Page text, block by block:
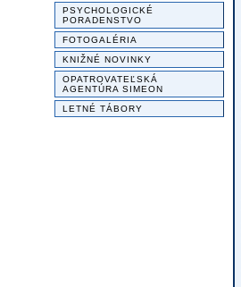
PSYCHOLOGICKÉ
PORADENSTVO
FOTOGALÉRIA
KNIŽNÉ NOVINKY
OPATROVATEĽSKÁ
AGENTÚRA SIMEON
LETNÉ TÁBORY